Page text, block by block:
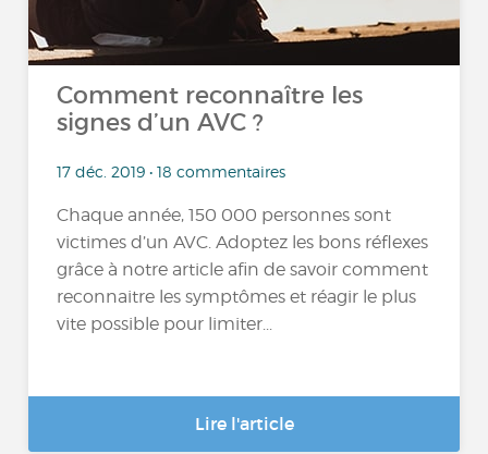
Comment reconnaître les
signes d’un AVC ?
17 déc. 2019 • 18 commentaires
Chaque année, 150 000 personnes sont
victimes d’un AVC. Adoptez les bons réflexes
grâce à notre article afin de savoir comment
reconnaitre les symptômes et réagir le plus
vite possible pour limiter...
Lire l'article